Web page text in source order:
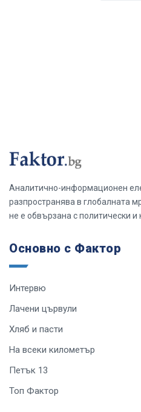
Аналитично-информационен
разпространява в глобалната
не е обвързана с политически и
Основно с Фактор
Интервю
Лачени цървули
Хляб и пасти
На всеки километър
Петък 13
Топ Фактор